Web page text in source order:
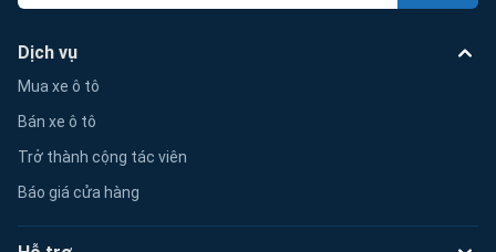
Dịch vụ
Mua xe ô tô
Bán xe ô tô
Trở thành cộng tác viên
Báo giá cửa hàng